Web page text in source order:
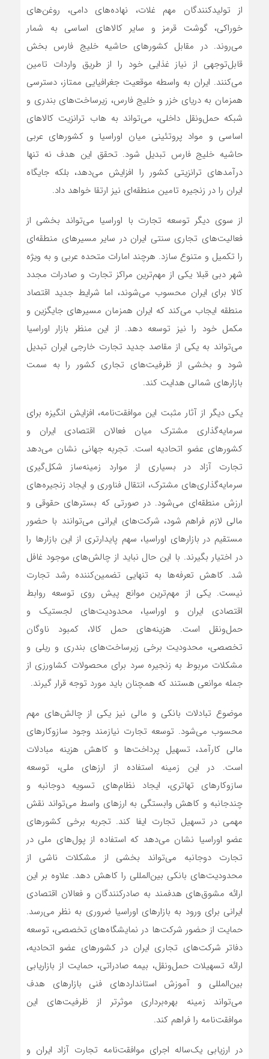
از تولیدکنندگان مهم غلات، نهاده‌های دامی، روغن‌های
خوراکی، گوشت قرمز و سایر کالاهای اساسی به شمار
می‌روند. در مقابل کشورهای حاشیه خلیج فارس بخش
قابل‌توجهی از نیاز غذایی خود را از طریق واردات تامین
می‌کنند. ایران به واسطه موقعیت جغرافیایی ممتاز، دسترسی
همزمان به دریای خزر و خلیج فارس، زیرساخت‌های بندری و
شبکه حمل‌ونقل داخلی، می‌تواند به‌ هاب ترانزیت کالاهای
اساسی و مواد پروتئینی میان اوراسیا و کشورهای عربی
حاشیه خلیج فارس تبدیل شود. تحقق این هدف نه تنها
درآمدهای ترانزیتی کشور را افزایش می‌دهد، بلکه جایگاه
ایران را در زنجیره تامین منطقه‌ای نیز ارتقا خواهد داد.
از سوی دیگر توسعه تجارت با اوراسیا می‌تواند بخشی از
فعالیت‌های تجاری سنتی ایران در سایر مسیرهای منطقه‌ای
را تکمیل و متنوع سازد. هرچند امارات متحده عربی و به ویژه
شهر دبی قبلا یکی از مهم‌ترین مراکز تجارت و صادرات مجدد
کالا برای ایران محسوب می‌شوند، اما شرایط جدید اقتصاد
منطقه ایجاب می‌کند که ایران همزمان مسیرهای جایگزین و
مکمل خود را نیز توسعه دهد. از این منظر بازار اوراسیا
می‌تواند به یکی از مقاصد جدید تجارت خارجی ایران تبدیل
شود و بخشی از ظرفیت‌های تجاری کشور را به سمت
بازارهای شمالی هدایت کند.
یکی دیگر از آثار مثبت این موافقت‌نامه، افزایش انگیزه برای
سرمایه‌گذاری مشترک میان فعالان اقتصادی ایران و
کشورهای عضو اتحادیه است. تجربه جهانی نشان می‌دهد
تجارت آزاد در بسیاری از موارد زمینه‌ساز شکل‌گیری
سرمایه‌گذاری‌های مشترک، انتقال فناوری و ایجاد زنجیره‌های
ارزش منطقه‌ای می‌شود. در صورتی که بسترهای حقوقی و
مالی لازم فراهم شود، شرکت‌های ایرانی می‌توانند با حضور
مستقیم در بازارهای اوراسیا، سهم پایدارتری از این بازارها را
در اختیار بگیرند. با این حال نباید از چالش‌های موجود غافل
شد. کاهش تعرفه‌ها به تنهایی تضمین‌کننده رشد تجارت
نیست. یکی از مهم‌ترین موانع پیش روی توسعه روابط
اقتصادی ایران و اوراسیا، محدودیت‌های لجستیک و
حمل‌ونقل است. هزینه‌های حمل کالا، کمبود ناوگان
تخصصی، محدودیت برخی زیرساخت‌های بندری و ریلی و
مشکلات مربوط به زنجیره سرد برای محصولات کشاورزی از
جمله موانعی هستند که همچنان باید مورد توجه قرار گیرند.
موضوع تبادلات بانکی و مالی نیز یکی از چالش‌های مهم
محسوب می‌شود. توسعه تجارت نیازمند وجود سازوکارهای
مالی کارآمد، تسهیل پرداخت‌ها و کاهش هزینه مبادلات
است. در این زمینه استفاده از ارزهای ملی، توسعه
سازوکارهای تهاتری، ایجاد نظام‌های تسویه دوجانبه و
چندجانبه و کاهش وابستگی به ارزهای واسط می‌تواند نقش
مهمی در تسهیل تجارت ایفا کند. تجربه برخی کشورهای
عضو اوراسیا نشان می‌دهد که استفاده از پول‌های ملی در
تجارت دوجانبه می‌تواند بخشی از مشکلات ناشی از
محدودیت‌های بانکی بین‌المللی را کاهش دهد. علاوه بر این
ارائه مشوق‌های هدفمند به صادرکنندگان و فعالان اقتصادی
ایرانی برای ورود به بازارهای اوراسیا ضروری به نظر می‌رسد.
حمایت از حضور شرکت‌ها در نمایشگاه‌های تخصصی، توسعه
دفاتر شرکت‌های تجاری ایران در کشورهای عضو اتحادیه،
ارائه تسهیلات حمل‌ونقل، بیمه صادراتی، حمایت از بازاریابی
بین‌المللی و آموزش استانداردهای فنی بازارهای هدف
می‌تواند زمینه بهره‌برداری موثرتر از ظرفیت‌های این
موافقت‌نامه را فراهم کند.
در ارزیابی یک‌ساله اجرای موافقت‌نامه تجارت آزاد ایران و